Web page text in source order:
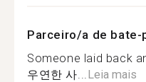
Parceiro/a de bate-
Someone laid back
우연한 사...Leia mais